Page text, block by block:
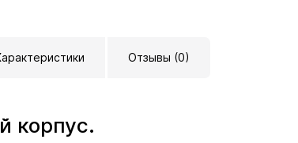
Отзывы (0)
корпус.